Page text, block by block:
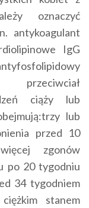
oznaczyć
antykoagulant
IgG
ciąży lub
lub
przed 10
zgonów
po 20 tygodniu
34 tygodniem
stanem